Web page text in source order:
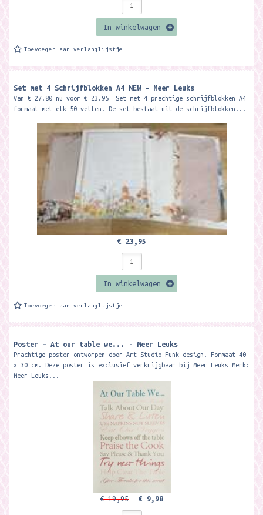
In winkelwagen
Toevoegen aan verlanglijstje
Set met 4 Schrijfblokken A4 NEW - Meer Leuks
Van € 27.80 nu voor € 23.95 Set met 4 prachtige schrijfblokken A4
formaat met elk 50 vellen. De set bestaat uit de schrijfblokken...
€ 23,95
In winkelwagen
Toevoegen aan verlanglijstje
Poster - At our table we... - Meer Leuks
Prachtige poster ontworpen door Art Studio Funk design. Formaat 40
x 30 cm. Deze poster is exclusief verkrijgbaar bij Meer Leuks Merk:
Meer Leuks...
€ 19,95 € 9,98